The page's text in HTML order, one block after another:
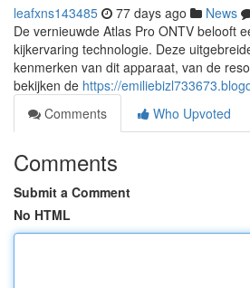
leafxns143485 77 days ago News
De vernieuwde Atlas Pro ONTV belooft
kijkervaring technologie. Deze
kenmerken van dit apparaat, van de
bekijken de https://
Comments
Who Upvoted
Comments
Submit a Comment
No HTML